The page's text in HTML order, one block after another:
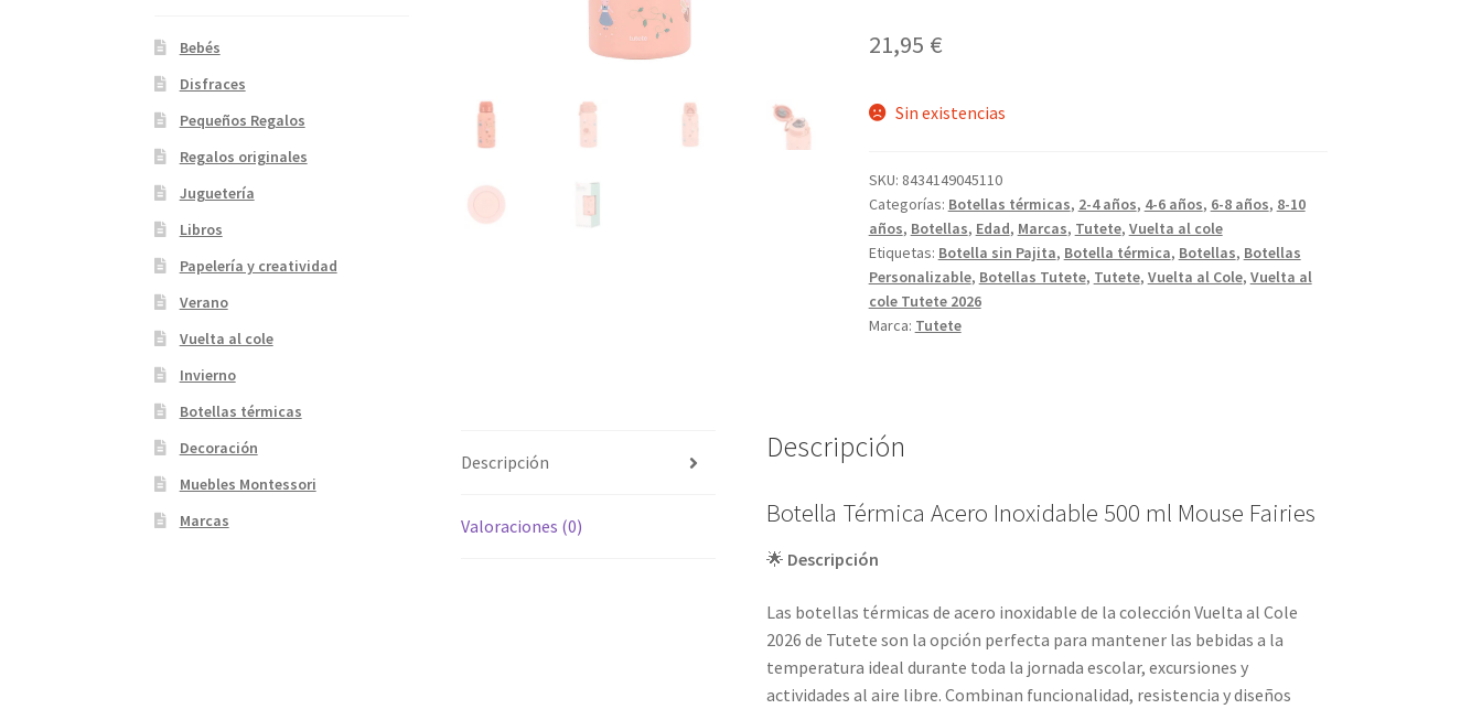
21,95 €
Sin existencias
SKU: 8434149045110
Categorías: Botellas térmicas, 2-4 años, 4-6 años, 6-8 años, 8-10
años, Botellas, Edad, Marcas, Tutete, Vuelta al cole
Etiquetas: Botella sin Pajita, Botella térmica, Botellas, Botellas
Personalizable, Botellas Tutete, Tutete, Vuelta al Cole, Vuelta al
cole Tutete 2026
Marca: Tutete
Descripción
Valoraciones (0)
Descripción
Botella Térmica Acero Inoxidable 500 ml Mouse Fairies
🌟 Descripción
Las botellas térmicas de acero inoxidable de la colección Vuelta al Cole
2026 de Tutete son la opción perfecta para mantener las bebidas a la
temperatura ideal durante toda la jornada escolar, excursiones y
actividades al aire libre. Combinan funcionalidad, resistencia y diseños
Bebés
Disfraces
Pequeños Regalos
Regalos originales
Juguetería
Libros
Papelería y creatividad
Verano
Vuelta al cole
Invierno
Botellas térmicas
Decoración
Muebles Montessori
Marcas